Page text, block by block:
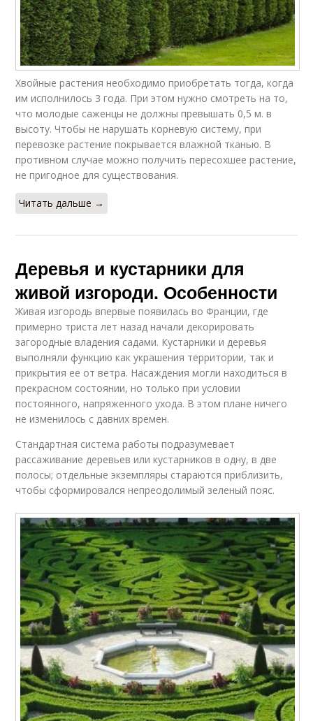
Хвойные растения необходимо приобретать тогда, когда
им исполнилось 3 года. При этом нужно смотреть на то,
что молодые саженцы не должны превышать 0,5 м. в
высоту. Чтобы не нарушать корневую систему, при
перевозке растение покрывается влажной тканью. В
противном случае можно получить пересохшее растение,
не пригодное для существования.
Читать дальше →
Деревья и кустарники для
живой изгороди. Особенности
Живая изгородь впервые появилась во Франции, где
примерно триста лет назад начали декорировать
загородные владения садами. Кустарники и деревья
выполняли функцию как украшения территории, так и
прикрытия ее от ветра. Насаждения могли находиться в
прекрасном состоянии, но только при условии
постоянного, напряженного ухода. В этом плане ничего
не изменилось с давних времен.
Стандартная система работы подразумевает
рассаживание деревьев или кустарников в одну, в две
полосы; отдельные экземпляры стараются приблизить,
чтобы сформировался непреодолимый зеленый пояс.